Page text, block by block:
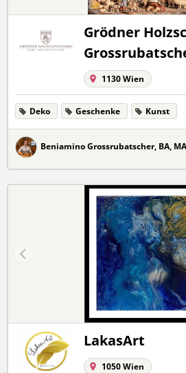
Grödner
1130 Wien
Deko Geschenke Kunst
Beniamino Grossrubatscher, BA,
LakasArt
1050 Wien